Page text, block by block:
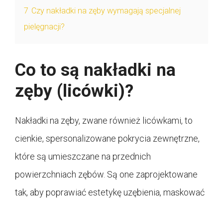
7 Czy nakładki na zęby wymagają specjalnej
pielęgnacji?
Co to są nakładki na
zęby (licówki)?
Nakładki na zęby, zwane również licówkami, to
cienkie, spersonalizowane pokrycia zewnętrzne,
które są umieszczane na przednich
powierzchniach zębów. Są one zaprojektowane
tak, aby poprawiać estetykę uzębienia, maskować